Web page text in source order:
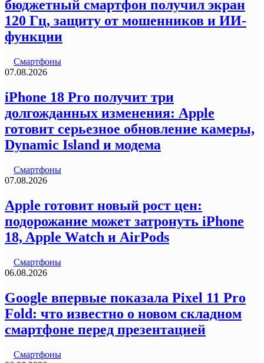
бюджетный смартфон получил экран
120 Гц, защиту от мошенников и ИИ-
функции
Смартфоны
07.08.2026
iPhone 18 Pro получит три
долгожданных изменения: Apple
готовит серьезное обновление камеры,
Dynamic Island и модема
Смартфоны
07.08.2026
Apple готовит новый рост цен:
подорожание может затронуть iPhone
18, Apple Watch и AirPods
Смартфоны
06.08.2026
Google впервые показала Pixel 11 Pro
Fold: что известно о новом складном
смартфоне перед презентацией
Смартфоны